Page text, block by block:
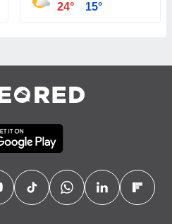
24° 15°